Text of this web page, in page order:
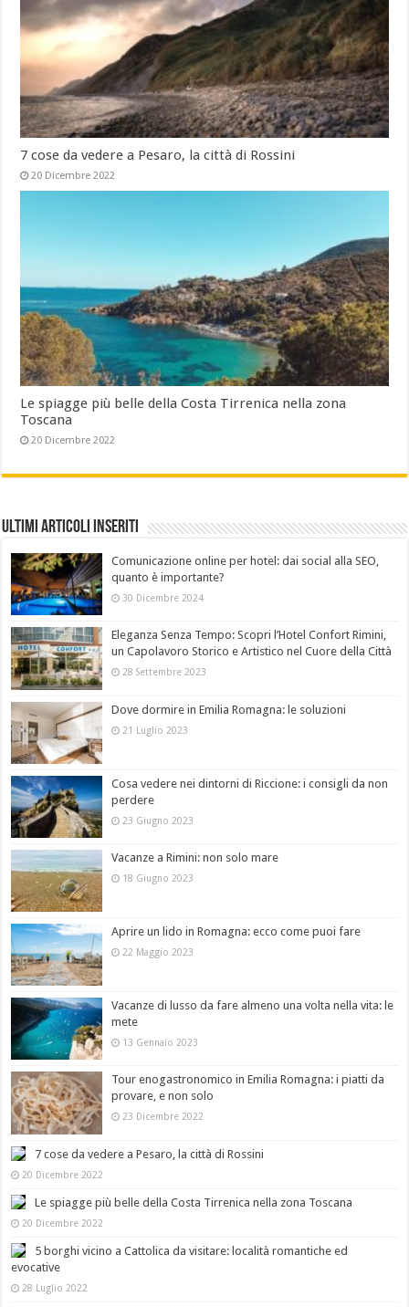
7 cose da vedere a Pesaro, la città di Rossini
20 Dicembre 2022
Le spiagge più belle della Costa Tirrenica nella zona
Toscana
20 Dicembre 2022
Ultimi Articoli Inseriti
Comunicazione online per hotel: dai social alla SEO,
quanto è importante?
30 Dicembre 2024
Eleganza Senza Tempo: Scopri l’Hotel Confort Rimini,
un Capolavoro Storico e Artistico nel Cuore della Città
28 Settembre 2023
Dove dormire in Emilia Romagna: le soluzioni
21 Luglio 2023
Cosa vedere nei dintorni di Riccione: i consigli da non
perdere
23 Giugno 2023
Vacanze a Rimini: non solo mare
18 Giugno 2023
Aprire un lido in Romagna: ecco come puoi fare
22 Maggio 2023
Vacanze di lusso da fare almeno una volta nella vita: le
mete
13 Gennaio 2023
Tour enogastronomico in Emilia Romagna: i piatti da
provare, e non solo
23 Dicembre 2022
7 cose da vedere a Pesaro, la città di Rossini
20 Dicembre 2022
Le spiagge più belle della Costa Tirrenica nella zona Toscana
20 Dicembre 2022
5 borghi vicino a Cattolica da visitare: località romantiche ed
evocative
28 Luglio 2022